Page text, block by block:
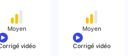
Moyen
vidéo
Moyen
Corrigé vidéo